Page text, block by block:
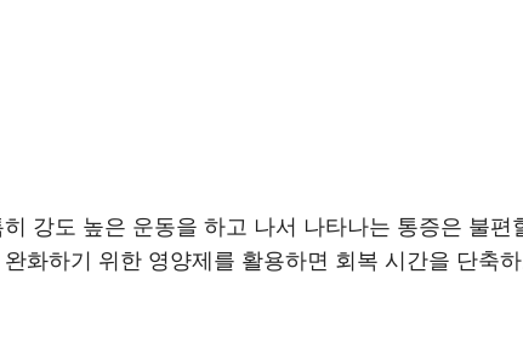
강도 높은 운동을 하고 나서 나타나는 통증은 불편
화하기 위한 영양제를 활용하면 회복 시간을 단축